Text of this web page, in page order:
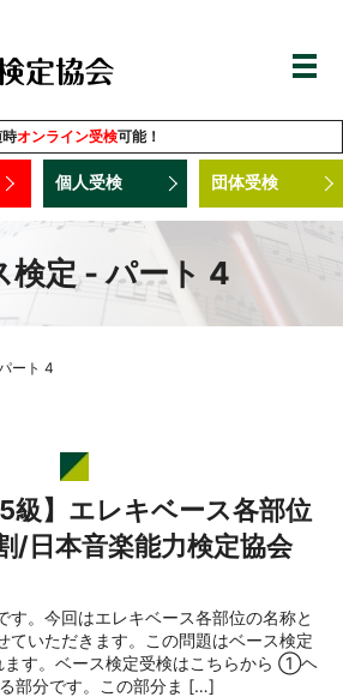
時オンライン受検可能！
個人受検 団体受検
検定 - パート 4
ート 4
5級】エレキベース各部位
/日本音楽能力検定協会
す。今回はエレキベース各部位の名称と
ていただきます。この問題はベース検定
ます。ベース検定受検はこちらから ①ヘ
部分です。この部分ま […]